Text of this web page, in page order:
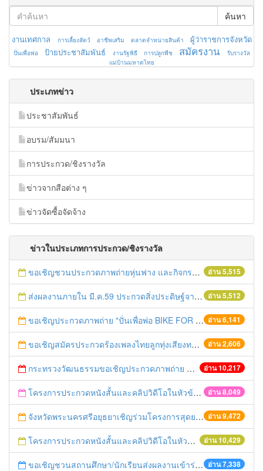
ค้นหา
งานเทศกาล การเลี้ยงสัตว์ อาชีพเสริม ตลาดจำหน่ายสินค้า ผู้ว่าราชการจังหวัด
ปั่นเพื่อพ่อ ป้ายประชาสัมพันธ์ งานรัฐพิธี การปลูกพืช สมัครงาน
รับรางวัล
แม่บ้านมหาดไทย
ประเภทข่าว
ประชาสัมพันธ์
อบรม/สัมมนา
การประกวด/ชิงรางวัล
ข่าวจากสือต่าง ๆ
ข่าวจัดซื้อจัดจ้าง
ข่าวในประเภทการประกวด/ชิงรางวัล
อ่าน 5,515
ขอเชิญชวนประกวดภาพถ่ายหุ่นฟาง และกิจกรรมถ่ายรูปกับหุ่นฟางนก ในงานมหกรรมหุ่นฟางนกและงานกาชาดจังหวัดชัยนาท ครั้งที่ 31
อ่าน 5,512
ส่งผลงานภายใน มี.ค.59 ประกวดสิ่งประดิษฐ์จากสิ่งของเหลือใช้ พ.ศ.2559
อ่าน 6,141
ขอเชิญประกวดภาพถ่าย "ปั่นเพื่อพ่อ BIKE FOR DAD"
อ่าน 2,606
ขอเชิญสมัครประกวดร้องเพลงไทยลูกทุ่งเสียงทองในงานยอยศยิ่งฟ้าอยุะยามรดกโลก ประจำปี 2558 วันนี้ถึง 8 ธันวาคม 2558
อ่าน 10,217
กระทรวงวัฒนธรรมขอเชิญประกวดภาพถ่าย Bike for mom ปั่นเพื่อแม่ทั่วแผ่นดิน
อ่าน 8,049
โครงการประกวดหนังสั้นและคลิปวิดีโอในหัวข้อ “คนไทยได้อะไรจากประชาคมอาเซียน”
อ่าน 9,472
จังหวัดพระนครศรีอยุธยาเชิญร่วมโครงการสุดยอดเอสเอ็มอีจังหวัด (SME Provincial Champions)
อ่าน 10,429
โครงการประกวดหนังสั้นและคลิปวิดีโอในหัวข้อ “คนไทยได้อะไรจากประชาคมอาเซียน”
อ่าน 7,338
ขอเชิญชวนสถานศึกษา/นักเรียนส่งผลงานเข้าร่วมโครงการประกวดบทละครส่งเสริมค่านิยมหลัก ๑๒ ประการ